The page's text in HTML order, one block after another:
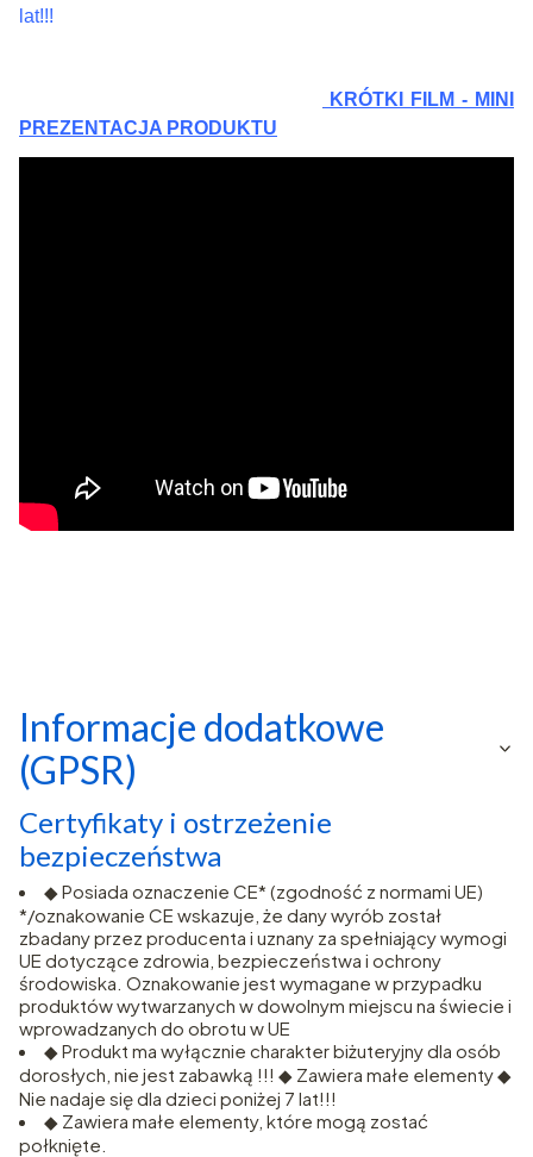
lat!!!
KRÓTKI FILM - MINI
PREZENTACJA PRODUKTU
Informacje dodatkowe
(GPSR)
Certyfikaty i ostrzeżenie
bezpieczeństwa
◆ Posiada oznaczenie CE* (zgodność z normami UE)
*/oznakowanie CE wskazuje, że dany wyrób został
zbadany przez producenta i uznany za spełniający wymogi
UE dotyczące zdrowia, bezpieczeństwa i ochrony
środowiska. Oznakowanie jest wymagane w przypadku
produktów wytwarzanych w dowolnym miejscu na świecie i
wprowadzanych do obrotu w UE
◆ Produkt ma wyłącznie charakter biżuteryjny dla osób
dorosłych, nie jest zabawką !!! ◆ Zawiera małe elementy ◆
Nie nadaje się dla dzieci poniżej 7 lat!!!
◆ Zawiera małe elementy, które mogą zostać
połknięte.